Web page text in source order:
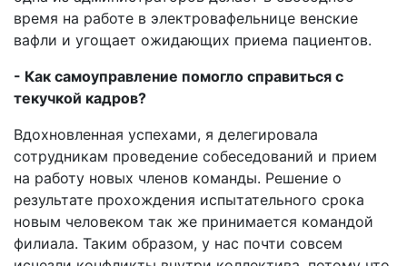
время на работе в электровафельнице венские
вафли и угощает ожидающих приема пациентов.
- Как самоуправление помогло справиться с
текучкой кадров?
Вдохновленная успехами, я делегировала
сотрудникам проведение собеседований и прием
на работу новых членов команды. Решение о
результате прохождения испытательного срока
новым человеком так же принимается командой
филиала. Таким образом, у нас почти совсем